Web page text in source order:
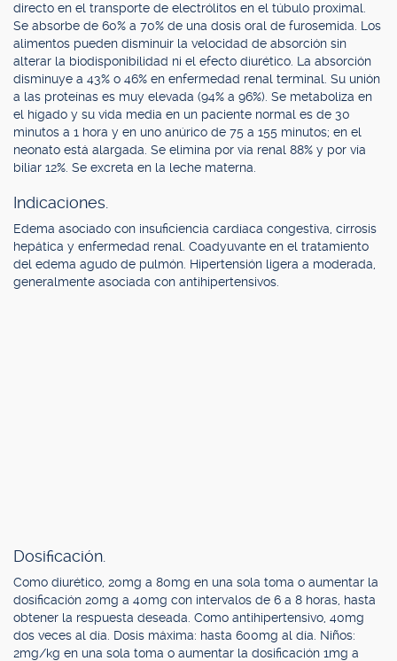
directo en el transporte de electrólitos en el túbulo proximal.
Se absorbe de 60% a 70% de una dosis oral de furosemida. Los
alimentos pueden disminuir la velocidad de absorción sin
alterar la biodisponibilidad ni el efecto diurético. La absorción
disminuye a 43% o 46% en enfermedad renal terminal. Su unión
a las proteínas es muy elevada (94% a 96%). Se metaboliza en
el hígado y su vida media en un paciente normal es de 30
minutos a 1 hora y en uno anúrico de 75 a 155 minutos; en el
neonato está alargada. Se elimina por vía renal 88% y por vía
biliar 12%. Se excreta en la leche materna.
Indicaciones.
Edema asociado con insuficiencia cardíaca congestiva, cirrosis
hepática y enfermedad renal. Coadyuvante en el tratamiento
del edema agudo de pulmón. Hipertensión ligera a moderada,
generalmente asociada con antihipertensivos.
Dosificación.
Como diurético, 20mg a 80mg en una sola toma o aumentar la
dosificación 20mg a 40mg con intervalos de 6 a 8 horas, hasta
obtener la respuesta deseada. Como antihipertensivo, 40mg
dos veces al día. Dosis máxima: hasta 600mg al día. Niños:
2mg/kg en una sola toma o aumentar la dosificación 1mg a